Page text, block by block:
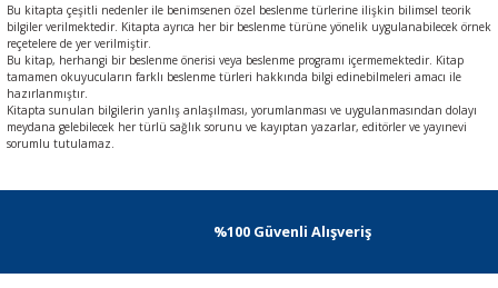
Bu kitapta çeşitli nedenler ile benimsenen özel beslenme türlerine ilişkin bilimsel teorik
bilgiler verilmektedir. Kitapta ayrıca her bir beslenme türüne yönelik uygulanabilecek örnek
reçetelere de yer verilmiştir.
Bu kitap, herhangi bir beslenme önerisi veya beslenme programı içermemektedir. Kitap
tamamen okuyucuların farklı beslenme türleri hakkında bilgi edinebilmeleri amacı ile
hazırlanmıştır.
Kitapta sunulan bilgilerin yanlış anlaşılması, yorumlanması ve uygulanmasından dolayı
meydana gelebilecek her türlü sağlık sorunu ve kayıptan yazarlar, editörler ve yayınevi
sorumlu tutulamaz.
%100 Güvenli Alışveriş